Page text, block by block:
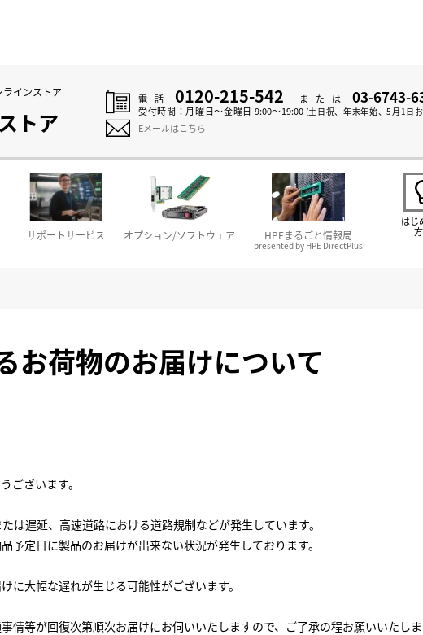
ラインストア
トア
電話 0120-215-542 または 03-6743-
受付時間： 月曜日～金曜日 9:00～19:00 (土日祝、年末年始、5月1日
Eメールはこちら
サポートサービス オプション/ソフトウェア HPEまるごと情報局
presented by HPE DirectPlus
はじ
お荷物のお届けについて
ございます。
は遅延、高速道路における道路規制などが発生しています。
予定日に製品のお届けが出来ない状況が発生しております。
に大幅な遅れが生じる可能性がございます。
情等が回復次第順次お届けにお伺いいたしますので、ご了承の程お願いいたしま